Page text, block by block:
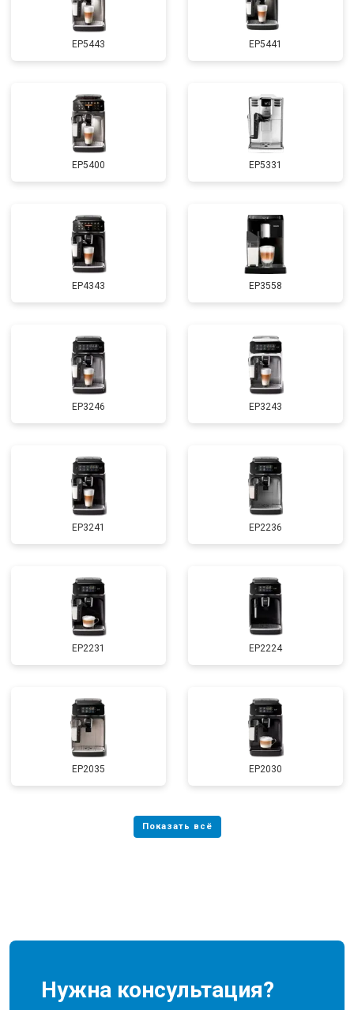
EP5443 EP5441
EP5400 EP5331
EP4343 EP3558
EP3246 EP3243
EP3241 EP2236
EP2231 EP2224
EP2035 EP2030
Нужна консультация?